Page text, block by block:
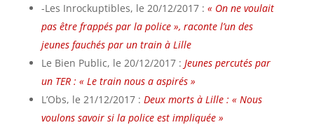
-Les Inrockuptibles, le 20/12/2017 : « On ne voulait
pas être frappés par la police », raconte l’un des
jeunes fauchés par un train à Lille
Le Bien Public, le 20/12/2017 : Jeunes percutés par
un TER : « Le train nous a aspirés »
L’Obs, le 21/12/2017 : Deux morts à Lille : « Nous
voulons savoir si la police est impliquée »